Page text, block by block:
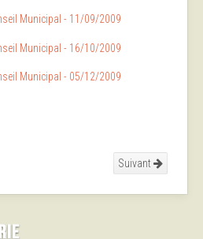
Municipal - 11/09/2009
Municipal - 16/10/2009
Municipal - 05/12/2009
Suivant